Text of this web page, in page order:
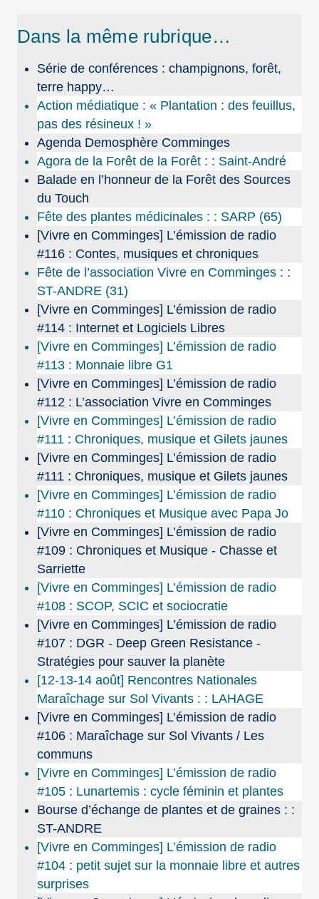
Dans la même rubrique…
Série de conférences : champignons, forêt,
terre happy…
Action médiatique : « Plantation : des feuillus,
pas des résineux ! »
Agenda Demosphère Comminges
Agora de la Forêt de la Forêt : : Saint-André
Balade en l’honneur de la Forêt des Sources
du Touch
Fête des plantes médicinales : : SARP (65)
[Vivre en Comminges] L’émission de radio
#116 : Contes, musiques et chroniques
Fête de l’association Vivre en Comminges : :
ST-ANDRE (31)
[Vivre en Comminges] L’émission de radio
#114 : Internet et Logiciels Libres
[Vivre en Comminges] L’émission de radio
#113 : Monnaie libre G1
[Vivre en Comminges] L’émission de radio
#112 : L’association Vivre en Comminges
[Vivre en Comminges] L’émission de radio
#111 : Chroniques, musique et Gilets jaunes
[Vivre en Comminges] L’émission de radio
#111 : Chroniques, musique et Gilets jaunes
[Vivre en Comminges] L’émission de radio
#110 : Chroniques et Musique avec Papa Jo
[Vivre en Comminges] L’émission de radio
#109 : Chroniques et Musique - Chasse et
Sarriette
[Vivre en Comminges] L’émission de radio
#108 : SCOP, SCIC et sociocratie
[Vivre en Comminges] L’émission de radio
#107 : DGR - Deep Green Resistance -
Stratégies pour sauver la planète
[12-13-14 août] Rencontres Nationales
Maraîchage sur Sol Vivants : : LAHAGE
[Vivre en Comminges] L’émission de radio
#106 : Maraîchage sur Sol Vivants / Les
communs
[Vivre en Comminges] L’émission de radio
#105 : Lunartemis : cycle féminin et plantes
Bourse d’échange de plantes et de graines : :
ST-ANDRE
[Vivre en Comminges] L’émission de radio
#104 : petit sujet sur la monnaie libre et autres
surprises